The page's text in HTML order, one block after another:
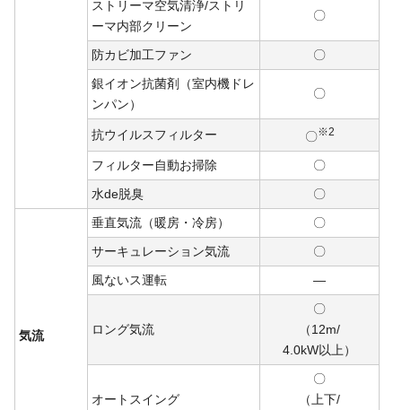
ストリーマ空気清浄/ストリ
ーマ内部クリーン
〇
防カビ加工ファン
〇
銀イオン抗菌剤（室内機ドレ
ンパン）
〇
抗ウイルスフィルター 〇※2
フィルター自動お掃除
〇
水de脱臭
〇
気流
垂直気流（暖房・冷房）
〇
サーキュレーション気流
〇
風ないス運転
―
ロング気流
〇
（12m/
4.0kW以上）
オートスイング
〇
（上下/